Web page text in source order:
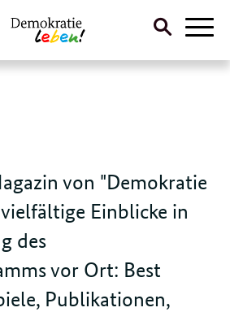
Suche
von "Demokratie
Einblicke in
des
vor Ort: Best
Publikationen,